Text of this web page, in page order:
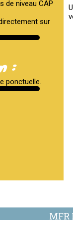
de niveau CAP
sur
:
ponctuelle.
MFR